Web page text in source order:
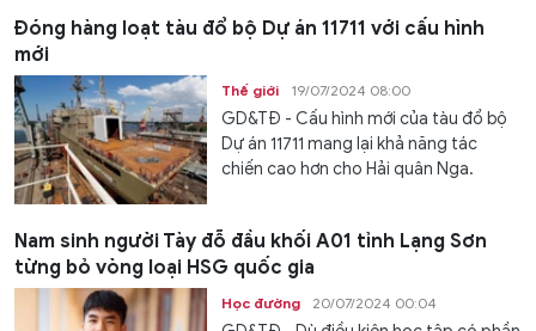
Đóng hàng loạt tàu đổ bộ Dự án 11711 với cấu hình
mới
Thế giới 19/07/2024 08:00
GD&TĐ - Cấu hình mới của tàu đổ bộ
Dự án 11711 mang lại khả năng tác
chiến cao hơn cho Hải quân Nga.
Nam sinh người Tày đỗ đầu khối A01 tỉnh Lạng Sơn
từng bỏ vòng loại HSG quốc gia
Học đường 20/07/2024 00:04